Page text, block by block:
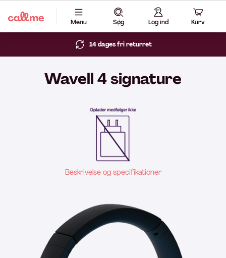
Menu Søg Log ind Kurv
14 dages fri returret
Wavell 4 signature
Beskrivelse og specifikationer